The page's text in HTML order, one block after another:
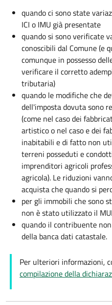
quando ci sono state
ICI o IMU già presentate
quando si sono verificate
conoscibili dal Comune (e
comunque in possesso
verificare il corretto
tributaria)
quando le modifiche che
dell'imposta dovuta sono
(come nel caso dei
artistico o nel caso e dei
inabitabili e di fatto non
terreni posseduti e
imprenditori agricoli
agricola). Le riduzioni
acquista che quando si
per gli immobili che sono
non è stato utilizzato il
quando il contribuente
della banca dati catastale.
Per ulteriori informazioni,
compilazione della